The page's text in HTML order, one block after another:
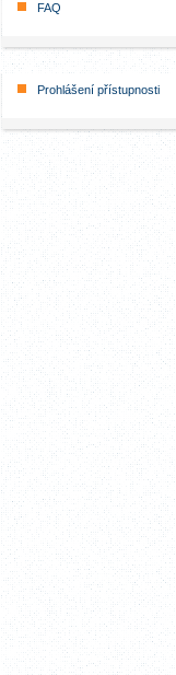
FAQ
Prohlášení přístupnosti